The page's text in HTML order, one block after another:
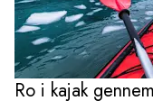
Ro i kajak